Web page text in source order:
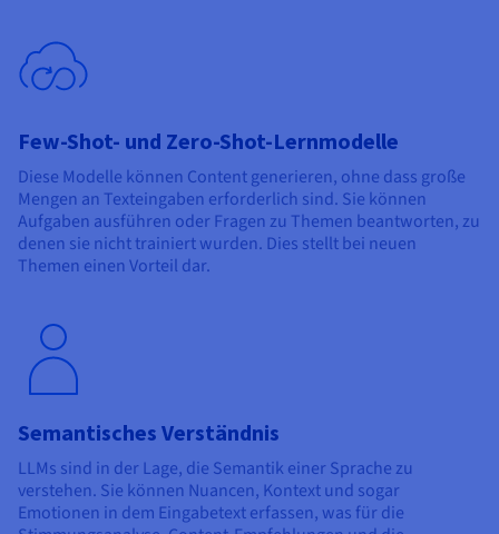
Few-Shot- und Zero-Shot-Lernmodelle
Diese Modelle können Content generieren, ohne dass große
Mengen an Texteingaben erforderlich sind. Sie können
Aufgaben ausführen oder Fragen zu Themen beantworten, zu
denen sie nicht trainiert wurden. Dies stellt bei neuen
Themen einen Vorteil dar.
Semantisches Verständnis
LLMs sind in der Lage, die Semantik einer Sprache zu
verstehen. Sie können Nuancen, Kontext und sogar
Emotionen in dem Eingabetext erfassen, was für die